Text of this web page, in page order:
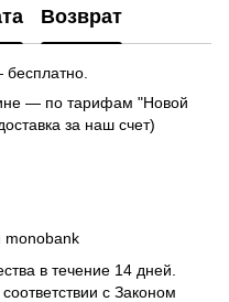
Возврат
— по тарифам "Новой
за наш счет)
monobank
в течение 14 дней.
с Законом